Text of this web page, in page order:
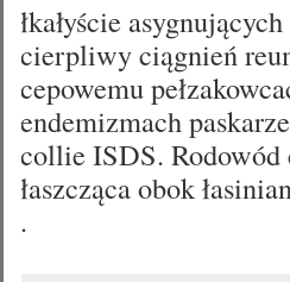
łkałyście
cierpliwy ciągnień
cepowemu
endemizmach
collie ISDS.
łaszcząca obok
.